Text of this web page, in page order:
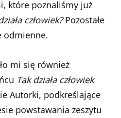
które poznaliśmy już
człowiek?Pozostałe
odmienne.
mi się również
Tak działa człowiek
Autorki, podkreślające
powstawania zeszytu